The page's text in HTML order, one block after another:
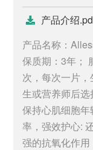
产品介绍
产品名称：
保质期：3年；
次，每次一片
生或营养师后选
保持心肌细胞
率，强效护心:
强的抗氧化作